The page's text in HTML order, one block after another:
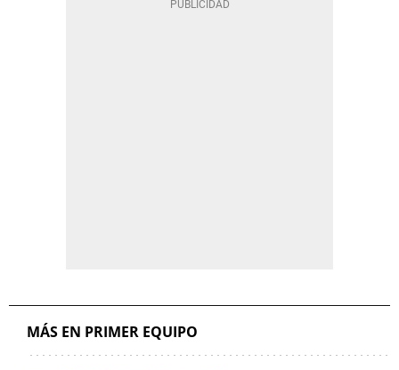
MÁS EN PRIMER EQUIPO